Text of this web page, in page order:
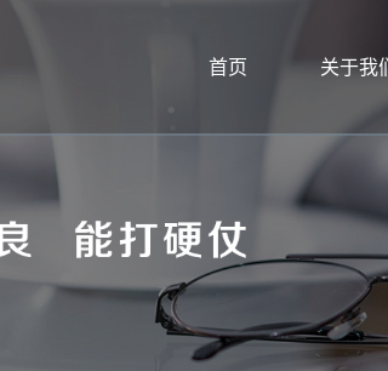
首页 关于我